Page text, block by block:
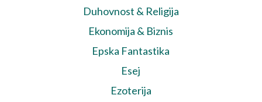
Duhovnost & Religija
Ekonomija & Biznis
Epska Fantastika
Esej
Ezoterija